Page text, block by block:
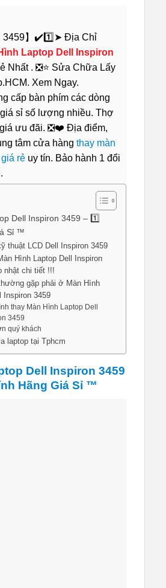
3459】✔️1️⃣➤ Địa Chỉ
Laptop Dell Inspiron
Nhất . ❎⭐ Sửa Chữa Lấy
Xem Ngay.
cấp bàn phím các dòng
sỉ số lượng nhiều. Thợ
ưu đãi. ❎❤️ Địa điểm,
tâm cửa hàng thay màn
rẻ uy tín. Bảo hành 1 đổi
Dell Inspiron 3459 – 1️⃣
Sỉ ™
thuật LCD Dell Inspiron 3459
Hình Laptop Dell Inspiron
nhật chi tiết !!!
gặp phải ở Màn Hình
Inspiron 3459
thay Màn Hình Laptop Dell
3459
quý khách
laptop tại Tphcm
Dell Inspiron 3459
Hãng Giá Sỉ ™